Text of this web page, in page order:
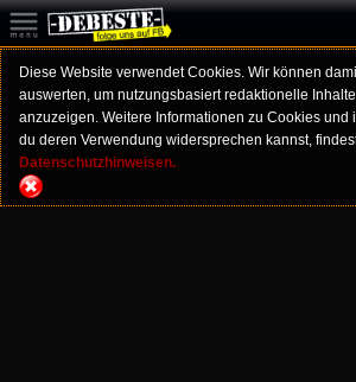
Diese Website verwendet Cookies. Wir können
auswerten, um nutzungsbasiert redaktionelle
anzuzeigen. Weitere Informationen zu Cookies und
du deren Verwendung widersprechen kannst,
Datenschutzhinweisen.